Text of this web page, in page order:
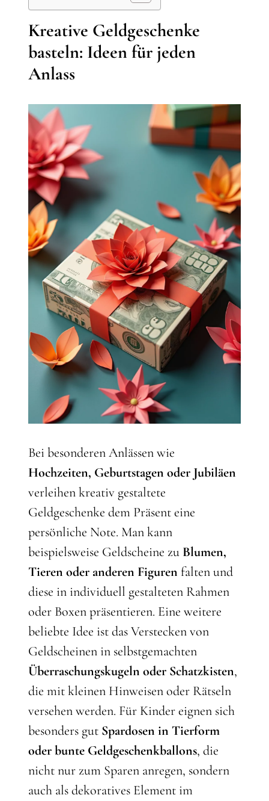
Kreative Geldgeschenke
basteln: Ideen für jeden
Anlass
Bei besonderen Anlässen wie
Hochzeiten, Geburtstagen oder Jubiläen
verleihen kreativ gestaltete
Geldgeschenke dem Präsent eine
persönliche Note. Man kann
beispielsweise Geldscheine zu Blumen,
Tieren oder anderen Figuren falten und
diese in individuell gestalteten Rahmen
oder Boxen präsentieren. Eine weitere
beliebte Idee ist das Verstecken von
Geldscheinen in selbstgemachten
Überraschungskugeln oder Schatzkisten,
die mit kleinen Hinweisen oder Rätseln
versehen werden. Für Kinder eignen sich
besonders gut Spardosen in Tierform
oder bunte Geldgeschenkballons, die
nicht nur zum Sparen anregen, sondern
auch als dekoratives Element im